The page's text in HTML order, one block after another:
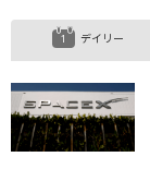
デイリー